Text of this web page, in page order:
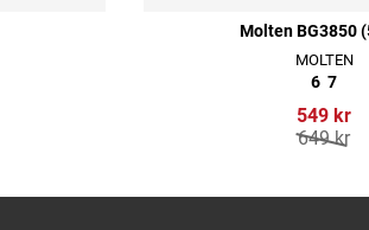
Molten BG3850
MOLTEN
6 7
549 kr
649 kr